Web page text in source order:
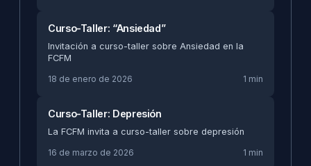
Curso-Taller: “Ansiedad”
Invitación a curso-taller sobre Ansiedad en la
FCFM
18 de enero de 2026
1 min
Curso-Taller: Depresión
La FCFM invita a curso-taller sobre depresión
16 de marzo de 2026
1 min